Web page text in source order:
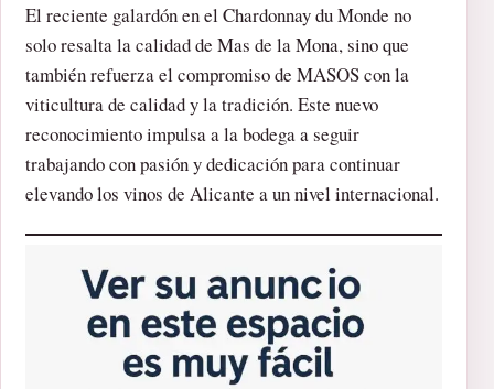
El reciente galardón en el Chardonnay du Monde no
solo resalta la calidad de Mas de la Mona, sino que
también refuerza el compromiso de MASOS con la
viticultura de calidad y la tradición. Este nuevo
reconocimiento impulsa a la bodega a seguir
trabajando con pasión y dedicación para continuar
elevando los vinos de Alicante a un nivel internacional.